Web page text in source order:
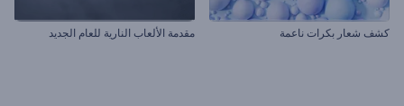
كشف شعار بكرات ناعمة مقدمة الألعاب النارية للعام الجديد